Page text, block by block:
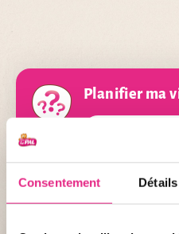
Consentement Détails
Planifier ma